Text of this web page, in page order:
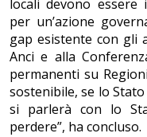
locali devono essere
per un’azione
gap esistente con gli
Anci e alla
permanenti su
sostenibile, se lo
si parlerà con lo
perdere”, ha concluso.